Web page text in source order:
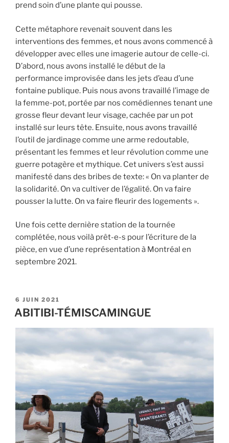
prend soin d’une plante qui pousse.
Cette métaphore revenait souvent dans les
interventions des femmes, et nous avons commencé à
développer avec elles une imagerie autour de celle-ci.
D’abord, nous avons installé le début de la
performance improvisée dans les jets d’eau d’une
fontaine publique. Puis nous avons travaillé l’image de
la femme-pot, portée par nos comédiennes tenant une
grosse fleur devant leur visage, cachée par un pot
installé sur leurs tête. Ensuite, nous avons travaillé
l’outil de jardinage comme une arme redoutable,
présentant les femmes et leur révolution comme une
guerre potagère et mythique. Cet univers s’est aussi
manifesté dans des bribes de texte: « On va planter de
la solidarité. On va cultiver de l’égalité. On va faire
pousser la lutte. On va faire fleurir des logements ».
Une fois cette dernière station de la tournée
complétée, nous voilà prêt-e-s pour l’écriture de la
pièce, en vue d’une représentation à Montréal en
septembre 2021.
PUBLIÉ
LE
6 JUIN 2021
ABITIBI-TÉMISCAMINGUE